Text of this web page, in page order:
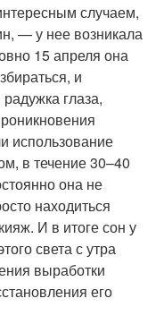
случаем,
— у нее возникала
15 апреля она
и
глаза,
использование
в течение 30–40
она не
находиться
И в итоге сон у
света с утра
выработки
его